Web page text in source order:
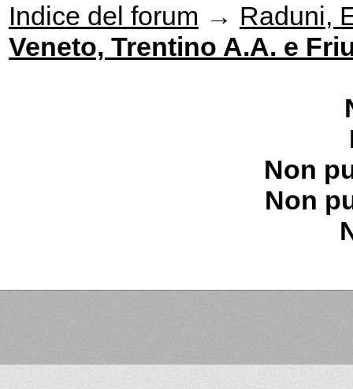
Indice del forum → Raduni,
Veneto, Trentino A.A. e
Non
Non